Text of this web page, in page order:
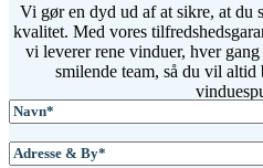
Vi gør en dyd ud af at sikre, at du
kvalitet. Med vores
vi leverer rene vinduer, hver
smilende team, så du vil